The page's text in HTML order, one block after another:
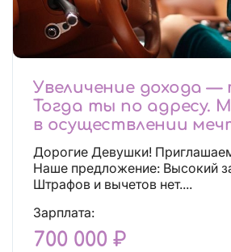
Увеличение дохода —
Тогда ты по адресу.
в
Дорогие Девушки! Приглашаем Вас на работу.
Наше предложение: Высокий заработок.
Штрафов и вычетов нет....
Зарплата:
700 000 ₽